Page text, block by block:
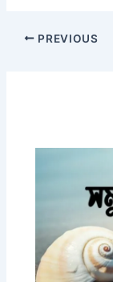
PREVIOUS